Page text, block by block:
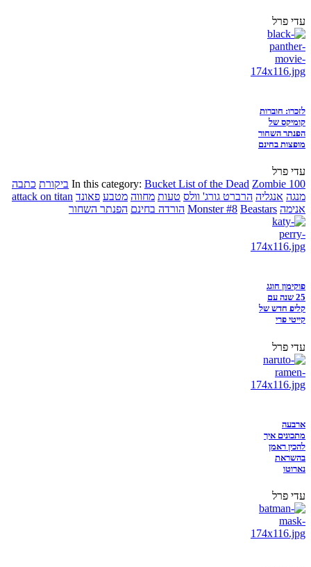
עדי פרל
לזכרו: חוברות
קומיקס של
הפנתר השחור
מופצות בחינם
עדי פרל
In this category: Bucket List of the Dead Zombie 100 ביקורת כתבה
מנגה אנגליה הרברט גורג' וולס טעות מחווה מטבע פאונד attack on titan
אנימה
Monster #8 Beastars הורדה בחינם הפנתר השחור
פוקימון חוגג
25 שנה עם
קליפ חדש של
קייטי פרי
עדי פרל
ארבעה
מתכונים איך
להכין ראמן
בהשראת
נארוטו
עדי פרל